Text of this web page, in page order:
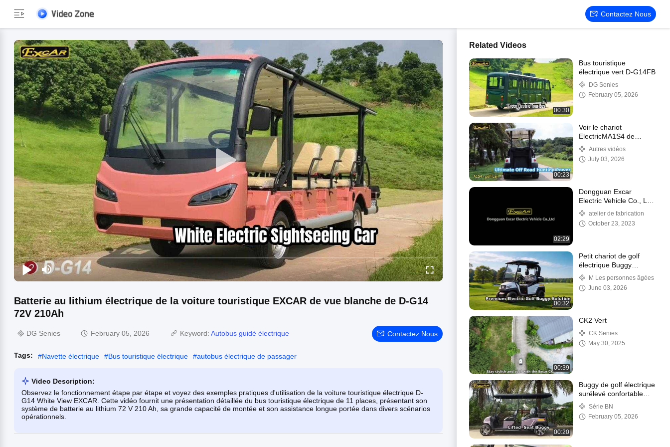
Contactez Nous
Batterie au lithium électrique de la voiture touristique EXCAR de vue blanche de D-G14
72V 210Ah
DG Senies February 05, 2026 Keyword: Autobus guidé électrique Contactez Nous
Tags: #Navette électrique #Bus touristique électrique #autobus électrique de passager
Video Description:
Observez le fonctionnement étape par étape et voyez des exemples pratiques d'utilisation de la voiture touristique électrique D-
G14 White View EXCAR. Cette vidéo fournit une présentation détaillée du bus touristique électrique de 11 places, présentant son
système de batterie au lithium 72 V 210 Ah, sa grande capacité de montée et son assistance longue portée dans divers scénarios
opérationnels.
Related Videos
00:30
Bus touristique
électrique vert D-G14FB
DG Senies
February 05, 2026
00:23
Voir le chariot
ElectricMA1S4 de
chasse hors route Excar
pour 4 personnes avec
démonstration de
Autres vidéos
July 03, 2026
02:29
Dongguan Excar
Electric Vehicle Co., Ltd.
est un constructeur de
véhicules électriques.
atelier de fabrication
October 23, 2023
00:32
Petit chariot de golf
électrique Buggy
EXCAR 2 places M1S2
blanc avec vitrine de
pare-brise PC
M Les personnes âgées
June 03, 2026
00:39
CK2 Vert
CK Senies
May 30, 2025
00:20
Buggy de golf électrique
surélevé confortable
BN4+2 Dusty Lavender
avec 4 sièges et 2
arrière
Série BN
February 05, 2026